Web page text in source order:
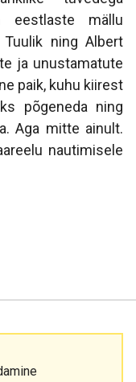
eestlaste mällu
ning Albert
ja unustamatute
paik, kuhu kiirest
põgeneda ning
Aga mitte ainult.
nautimisele